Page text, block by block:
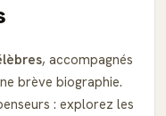
, accompagnés
brève biographie.
: explorez les